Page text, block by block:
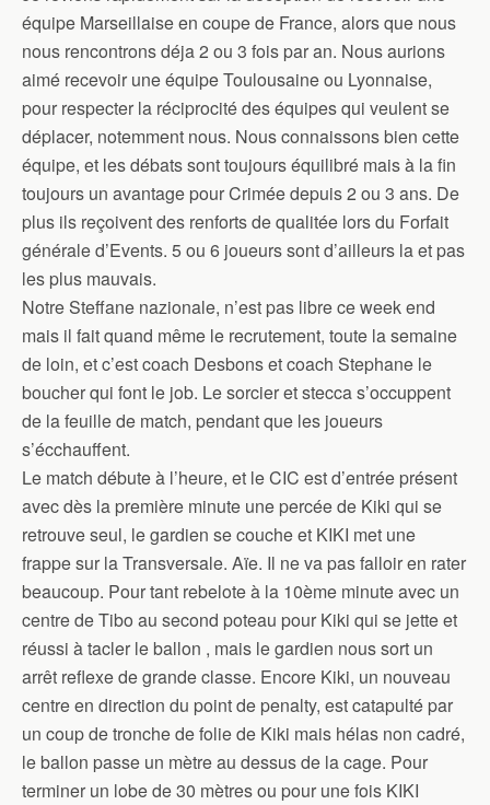
équipe Marseillaise en coupe de France, alors que nous
nous rencontrons déja 2 ou 3 fois par an. Nous aurions
aimé recevoir une équipe Toulousaine ou Lyonnaise,
pour respecter la réciprocité des équipes qui veulent se
déplacer, notemment nous. Nous connaissons bien cette
équipe, et les débats sont toujours équilibré mais à la fin
toujours un avantage pour Crimée depuis 2 ou 3 ans. De
plus ils reçoivent des renforts de qualitée lors du Forfait
générale d’Events. 5 ou 6 joueurs sont d’ailleurs la et pas
les plus mauvais.
Notre Steffane nazionale, n’est pas libre ce week end
mais il fait quand même le recrutement, toute la semaine
de loin, et c’est coach Desbons et coach Stephane le
boucher qui font le job. Le sorcier et stecca s’occuppent
de la feuille de match, pendant que les joueurs
s’écchauffent.
Le match débute à l’heure, et le CIC est d’entrée présent
avec dès la première minute une percée de Kiki qui se
retrouve seul, le gardien se couche et KIKI met une
frappe sur la Transversale. Aïe. Il ne va pas falloir en rater
beaucoup. Pour tant rebelote à la 10ème minute avec un
centre de Tibo au second poteau pour Kiki qui se jette et
réussi à tacler le ballon , mais le gardien nous sort un
arrêt reflexe de grande classe. Encore Kiki, un nouveau
centre en direction du point de penalty, est catapulté par
un coup de tronche de folie de Kiki mais hélas non cadré,
le ballon passe un mètre au dessus de la cage. Pour
terminer un lobe de 30 mètres ou pour une fois KIKI